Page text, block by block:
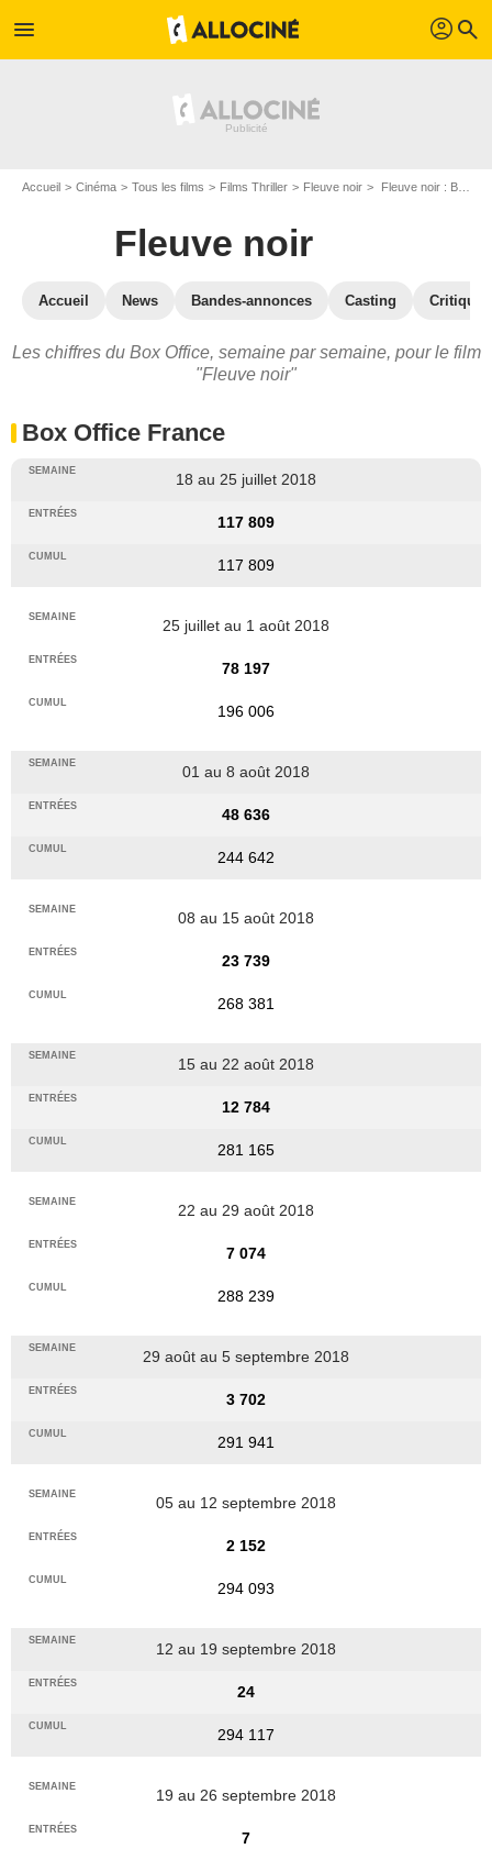
menu profil search
Accueil Cinéma Tous les films Films Thriller Fleuve noir Fleuve noir : Box Office
Fleuve noir
Accueil News Bandes-annonces Casting
Les chiffres du Box Office, semaine par semaine, pour le film
"Fleuve noir"
Box Office France
18 au 25 juillet 2018
117 809
117 809
25 juillet au 1 août 2018
78 197
196 006
01 au 8 août 2018
48 636
244 642
08 au 15 août 2018
23 739
268 381
15 au 22 août 2018
12 784
281 165
22 au 29 août 2018
7 074
288 239
29 août au 5 septembre 2018
3 702
291 941
05 au 12 septembre 2018
2 152
294 093
12 au 19 septembre 2018
24
294 117
19 au 26 septembre 2018
7